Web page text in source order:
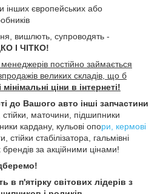
інших європейських або
вишлють, супроводять -
І ЧІТКО!
постійно займається
великих складів, що б
мінімальні ціни в інтернеті!
до Вашого авто інші запчастини
маточини, підшипники
кардану, кульові опори, кермові
стійки стабілізатора, гальмівні
брендів за акційними цінами!
в п'ятірку світових лідерів з